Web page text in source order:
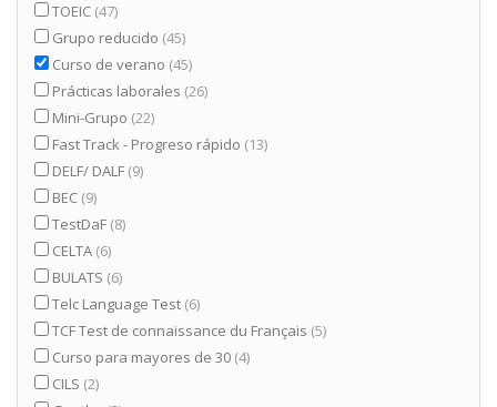
TOEIC (47)
Grupo reducido (45)
Curso de verano (45)
Prácticas laborales (26)
Mini-Grupo (22)
Fast Track - Progreso rápido (13)
DELF/ DALF (9)
BEC (9)
TestDaF (8)
CELTA (6)
BULATS (6)
Telc Language Test (6)
TCF Test de connaissance du Français (5)
Curso para mayores de 30 (4)
CILS (2)